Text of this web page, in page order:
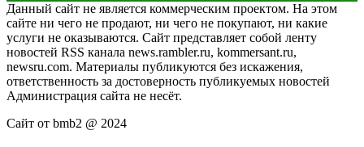
Данный сайт не является коммерческим проектом. На этом
сайте ни чего не продают, ни чего не покупают, ни какие
услуги не оказываются. Сайт представляет собой ленту
новостей RSS канала news.rambler.ru, kommersant.ru,
newsru.com. Материалы публикуются без искажения,
ответственность за достоверность публикуемых новостей
Администрация сайта не несёт.
Сайт от bmb2 @ 2024